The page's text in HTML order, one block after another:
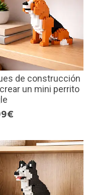
de construcción
un mini perrito